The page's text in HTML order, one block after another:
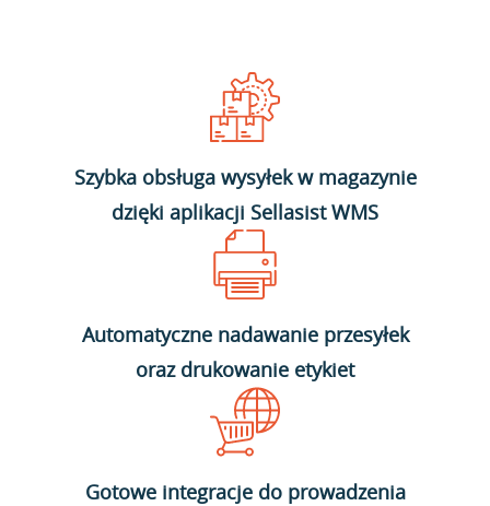
Szybka obsługa wysyłek w magazynie
dzięki aplikacji Sellasist WMS
Automatyczne nadawanie przesyłek
oraz drukowanie etykiet
Gotowe integracje do prowadzenia